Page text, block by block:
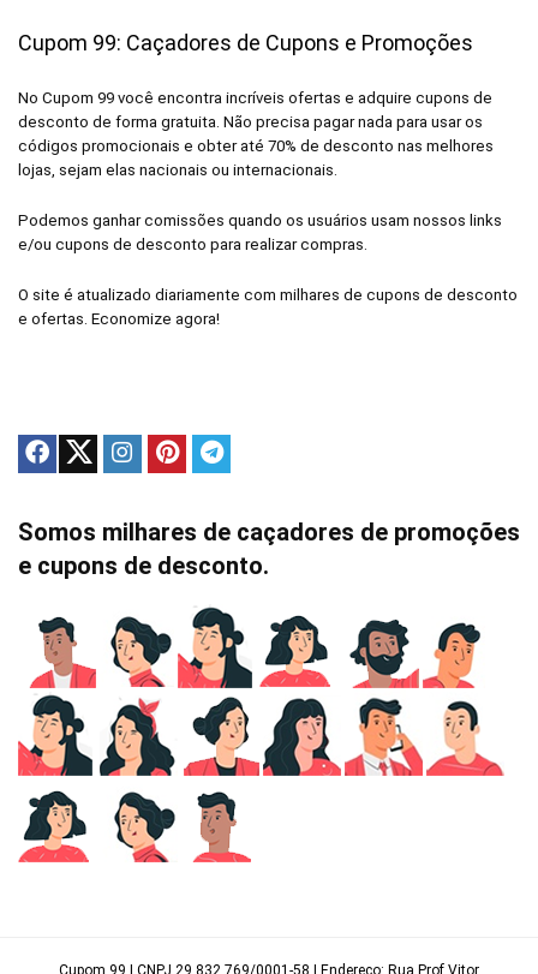
Cupom 99: Caçadores de Cupons e Promoções
No Cupom 99 você encontra incríveis ofertas e adquire cupons de
desconto de forma gratuita. Não precisa pagar nada para usar os
códigos promocionais e obter até 70% de desconto nas melhores
lojas, sejam elas nacionais ou internacionais.
Podemos ganhar comissões quando os usuários usam nossos links
e/ou cupons de desconto para realizar compras.
O site é atualizado diariamente com milhares de cupons de desconto
e ofertas. Economize agora!
Somos milhares de caçadores de promoções
e cupons de desconto.